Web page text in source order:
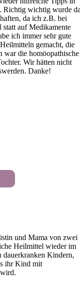
Richtig wichtig wurde
da ich z.B. bei
auf Medikamente
ich immer sehr gute
gemacht, die
war die homöopathische
Wir hätten nicht
Danke!
und Mama von zwei
Heilmittel wieder im
dauerkranken Kindern,
ihr Kind mit